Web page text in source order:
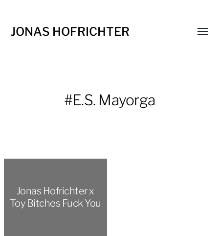
JONAS HOFRICHTER
Menü
#E.S. Mayorga
Jonas Hofrichter x
Toy Bitches Fuck You